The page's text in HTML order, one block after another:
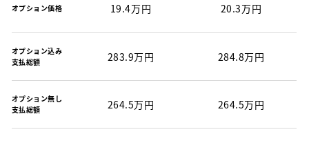
オプション価格 19.4万円 20.3万円
オプション込み
支払総額
283.9万円 284.8万円
オプション無し
支払総額
264.5万円 264.5万円